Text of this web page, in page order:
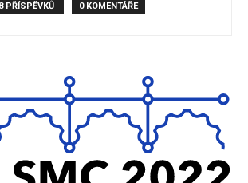
PŘÍSPĚVKŮ 0 KOMENTÁŘE